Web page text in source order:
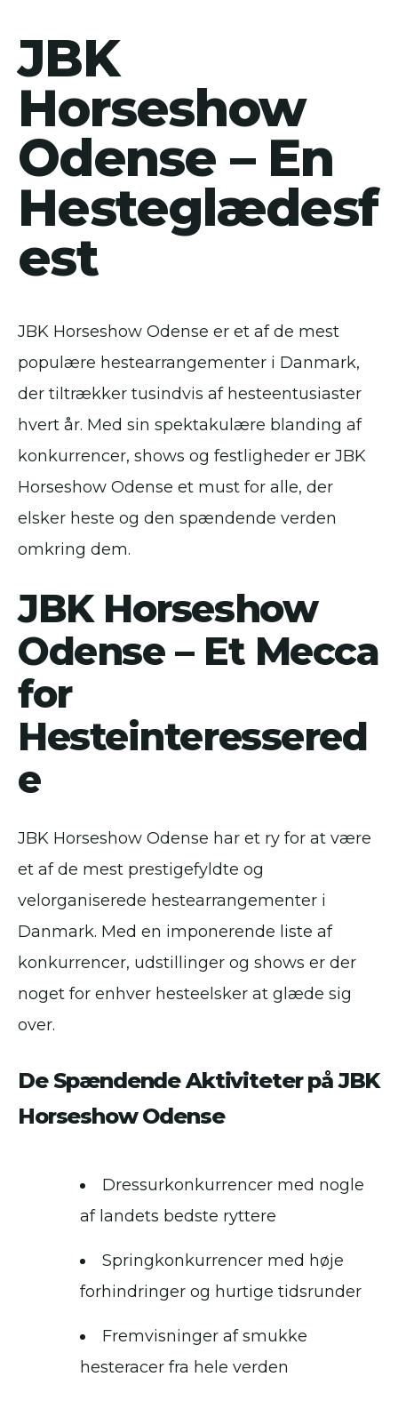
JBK
Horseshow
Odense – En
Hesteglædesf
est
JBK Horseshow Odense er et af de mest
populære hestearrangementer i Danmark,
der tiltrækker tusindvis af hesteentusiaster
hvert år. Med sin spektakulære blanding af
konkurrencer, shows og festligheder er JBK
Horseshow Odense et must for alle, der
elsker heste og den spændende verden
omkring dem.
JBK Horseshow
Odense – Et Mecca
for
Hesteinteressered
e
JBK Horseshow Odense har et ry for at være
et af de mest prestigefyldte og
velorganiserede hestearrangementer i
Danmark. Med en imponerende liste af
konkurrencer, udstillinger og shows er der
noget for enhver hesteelsker at glæde sig
over.
De Spændende Aktiviteter på JBK
Horseshow Odense
Dressurkonkurrencer med nogle
af landets bedste ryttere
Springkonkurrencer med høje
forhindringer og hurtige tidsrunder
Fremvisninger af smukke
hesteracer fra hele verden